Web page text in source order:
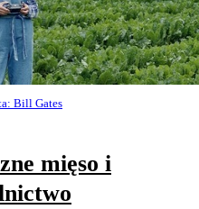
Bill Gates
mięso i